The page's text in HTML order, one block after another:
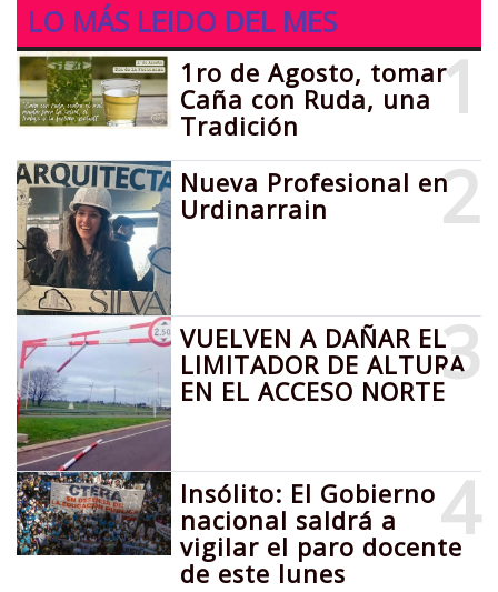
LO MÁS LEIDO DEL MES
1
1ro de Agosto, tomar
Caña con Ruda, una
Tradición
2
Nueva Profesional en
Urdinarrain
3
VUELVEN A DAÑAR EL
LIMITADOR DE ALTURA
EN EL ACCESO NORTE
4
Insólito: El Gobierno
nacional saldrá a
vigilar el paro docente
de este lunes